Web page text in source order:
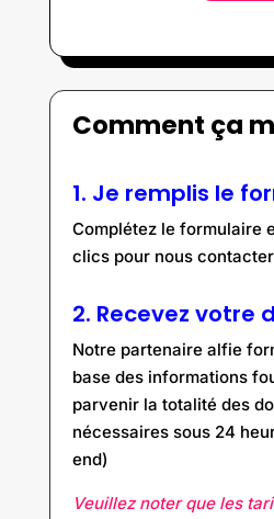
Comment ça
1. Je remplis le
Complétez le formulaire
clics pour nous contacter
2. Recevez votre
Notre partenaire alfie
base des informations
parvenir la totalité des
nécessaires sous 24
end)
Veuillez noter que les